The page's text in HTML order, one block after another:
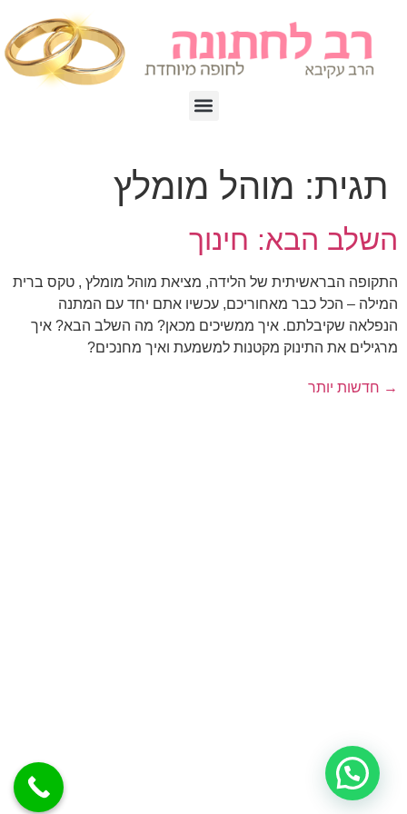
תגית: מוהל מומלץ
השלב הבא: חינוך
התקופה הבראשיתית של הלידה, מציאת מוהל מומלץ , טקס ברית
המילה – הכל כבר מאחוריכם, עכשיו אתם יחד עם המתנה
הנפלאה שקיבלתם. איך ממשיכים מכאן? מה השלב הבא? איך
מרגילים את התינוק מקטנות למשמעת ואיך מחנכים?
→ חדשות יותר